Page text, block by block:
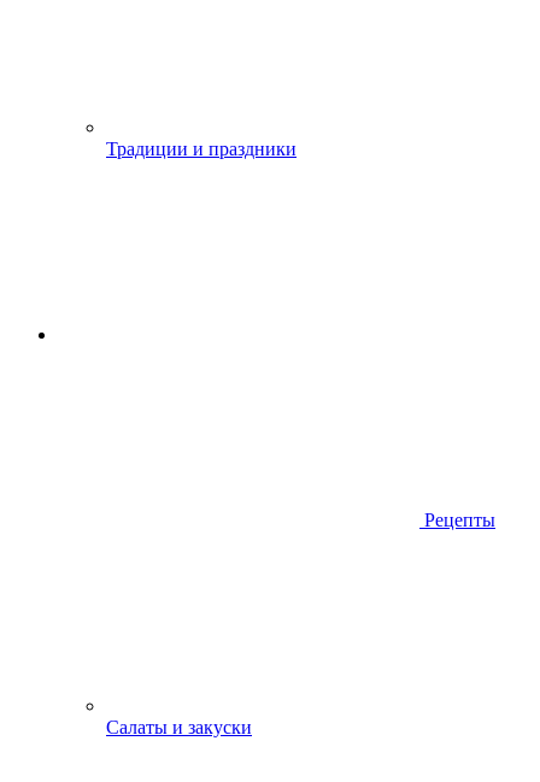
Традиции и праздники
Рецепты
Салаты и закуски